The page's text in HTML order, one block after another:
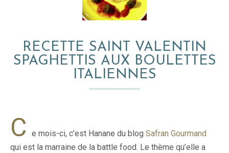
RECETTE SAINT VALENTIN
SPAGHETTIS AUX BOULETTES
ITALIENNES
C e mois-ci, c’est Hanane du blog Safran Gourmand
qui est la marraine de la battle food. Le thème qu’elle a